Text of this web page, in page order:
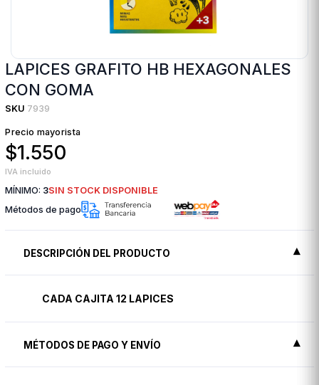
LAPICES GRAFITO HB HEXAGONALES
CON GOMA
SKU 7939
Precio mayorista
$1.550
IVA incluido
MÍNIMO: 3SIN STOCK DISPONIBLE
Métodos de pago
DESCRIPCIÓN DEL PRODUCTO
CADA CAJITA 12 LAPICES
MÉTODOS DE PAGO Y ENVÍO